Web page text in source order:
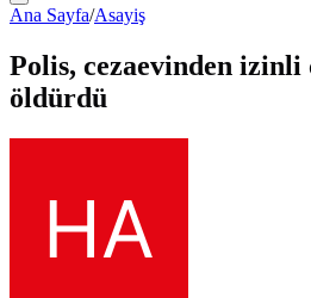
Ana Sayfa/Asayiş
Polis, cezaevinden izinli
öldürdü